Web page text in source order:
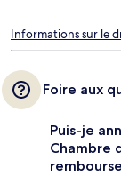
Informations sur le
Foire aux
Puis-je
Chambre